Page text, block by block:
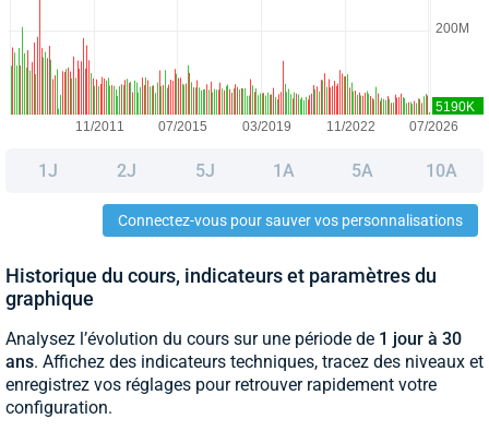
1J 2J 5J 1A 5A 10A
Connectez-vous pour sauver vos personnalisations
Historique du cours, indicateurs et paramètres du
graphique
Analysez l’évolution du cours sur une période de 1 jour à 30
ans. Affichez des indicateurs techniques, tracez des niveaux et
enregistrez vos réglages pour retrouver rapidement votre
configuration.